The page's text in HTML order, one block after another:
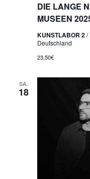
DIE LANGE
MUSEEN
KUNSTLABOR 2/
Deutschland
23,50€
SA.
18